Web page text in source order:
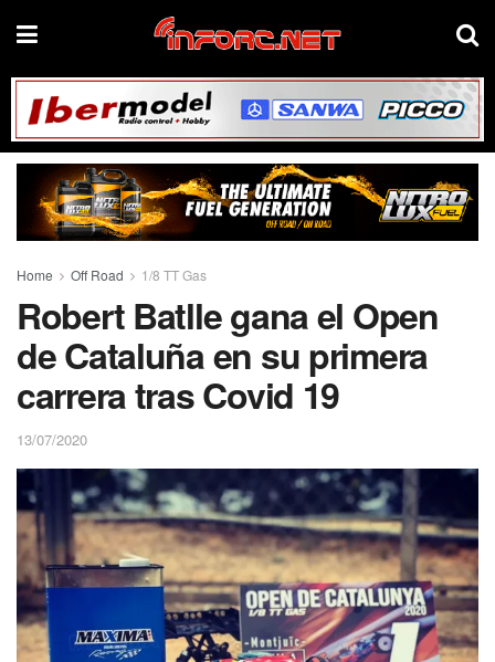
Home Off Road 1/8 TT Gas
Robert Batlle gana el Open
de Cataluña en su primera
carrera tras Covid 19
13/07/2020